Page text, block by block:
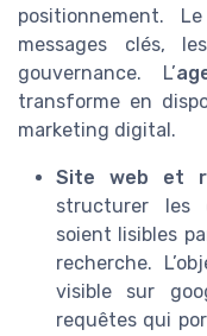
positionnement.
messages clés,
gouvernance. L’
transforme en
marketing digital.
Site web et
structurer les
soient lisibles
recherche.
visible sur
requêtes qui